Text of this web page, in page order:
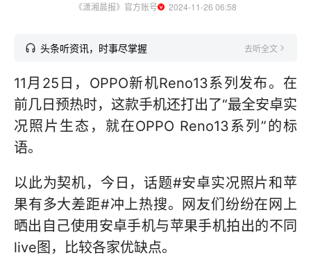
《潇湘晨报》官方账号
  2024-11-26 06:58
头条听资讯，时事尽掌握 去听全文
11月25日，OPPO新机Reno13系列发布。在
前几日预热时，这款手机还打出了“最全安卓实
况照片生态，就在OPPO Reno13系列”的标
语。
以此为契机，今日，话题#安卓实况照片和苹
果有多大差距#冲上热搜。网友们纷纷在网上
晒出自己使用安卓手机与苹果手机拍出的不同
live图，比较各家优缺点。